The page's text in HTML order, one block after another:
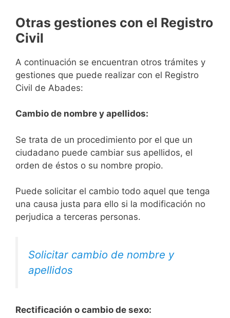
Otras gestiones con el Registro
Civil
A continuación se encuentran otros trámites y
gestiones que puede realizar con el Registro
Civil de Abades:
Cambio de nombre y apellidos:
Se trata de un procedimiento por el que un
ciudadano puede cambiar sus apellidos, el
orden de éstos o su nombre propio.
Puede solicitar el cambio todo aquel que tenga
una causa justa para ello si la modificación no
perjudica a terceras personas.
Solicitar cambio de nombre y
apellidos
Rectificación o cambio de sexo: